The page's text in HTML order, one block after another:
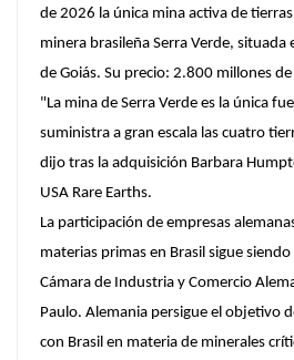
de 2026 la única mina activa de
minera brasileña Serra Verde, situada
de Goiás. Su precio: 2.800 millones
"La mina de Serra Verde es la única
suministra a gran escala las cuatro
dijo tras la adquisición Barbara
USA Rare Earths.
La participación de empresas
materias primas en Brasil sigue
Cámara de Industria y Comercio
Paulo. Alemania persigue el objetivo
con Brasil en materia de minerales